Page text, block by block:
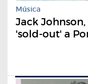
Música
Jack
'sold-out' a